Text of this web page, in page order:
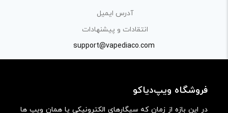
آدرس ایمیل
انتقادات و پیشنهادات
support@vapediaco.com
فروشگاه ویپ‌دیاکو
در این بازه از زمان که سیگارهای الکترونیکی یا همان ویپ ها